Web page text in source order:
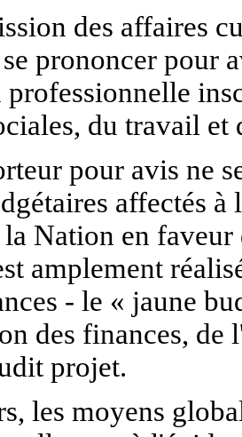
des affaires
prononcer pour
du travail et
pour avis ne
affectés
Nation en faveur
amplement
- le « jaune
des finances, de
projet.
les moyens